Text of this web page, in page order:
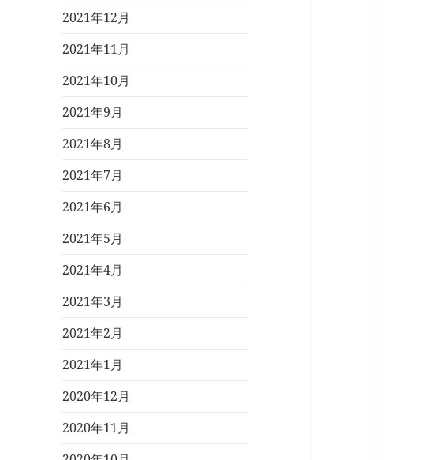
2021年12月
2021年11月
2021年10月
2021年9月
2021年8月
2021年7月
2021年6月
2021年5月
2021年4月
2021年3月
2021年2月
2021年1月
2020年12月
2020年11月